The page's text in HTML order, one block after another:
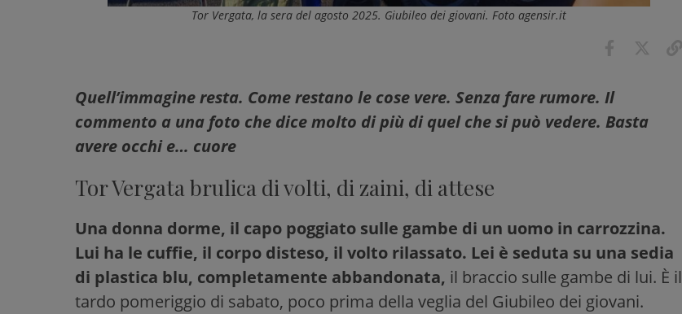
Tor Vergata, la sera del agosto 2025. Giubileo dei giovani. Foto agensir.it
Quell’immagine resta. Come restano le cose vere. Senza fare rumore. Il
commento a una foto che dice molto di più di quel che si può vedere. Basta
avere occhi e… cuore
Tor Vergata brulica di volti, di zaini, di attese
Una donna dorme, il capo poggiato sulle gambe di un uomo in carrozzina.
Lui ha le cuffie, il corpo disteso, il volto rilassato. Lei è seduta su una sedia
di plastica blu, completamente abbandonata, il braccio sulle gambe di lui. È il
tardo pomeriggio di sabato, poco prima della veglia del Giubileo dei giovani.